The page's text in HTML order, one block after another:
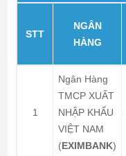
STT
NGÂN
HÀNG
1
Ngân Hàng
TMCP XUẤT
NHẬP KHẨU
VIỆT NAM
(EXIMBANK)